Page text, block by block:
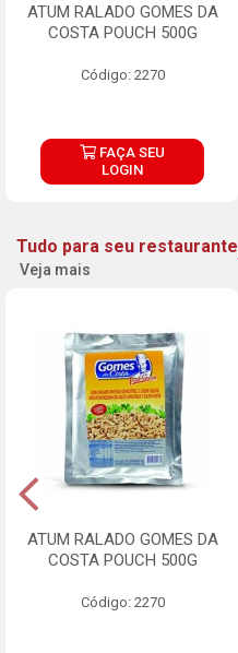
ATUM RALADO GOMES DA
COSTA POUCH 500G
Código: 2270
FAÇA SEU
LOGIN
Tudo para seu restaurante
Veja mais
ATUM RALADO GOMES DA
COSTA POUCH 500G
Código: 2270